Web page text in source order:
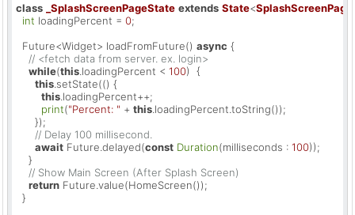
class
_SplashScreenPageState extends State<SplashScreenPage
int loadingPercent = 0;
  Future<Widget> loadFromFuture()
async {
// <fetch data from server. ex. login>
while(this .loadingPercent < 100)  {
this .setState(() {
this .loadingPercent++;
print("Percent: " + this .loadingPercent.toString());
      });
// Delay 100 millisecond.
await Future.delayed(const Duration(milliseconds : 100));
    }
// Show Main Screen (After Splash Screen)
return Future.value(HomeScreen());
  }